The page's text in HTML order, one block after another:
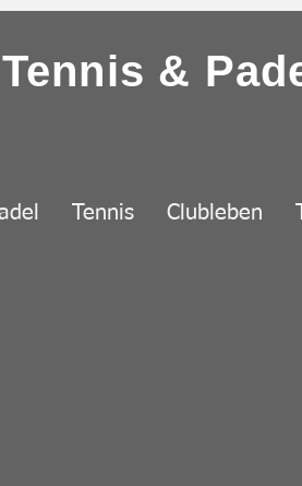
Tennis &
Tennis Clubleben